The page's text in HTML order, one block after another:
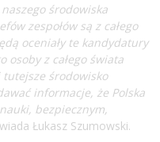
środowiska
zespołów są z całego
oceniały te kandydatury
osoby z całego świata
tutejsze środowisko
informacje, że Polska
bezpiecznym,
Łukasz Szumowski.